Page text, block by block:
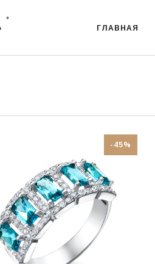
ГЛАВНАЯ
-45%